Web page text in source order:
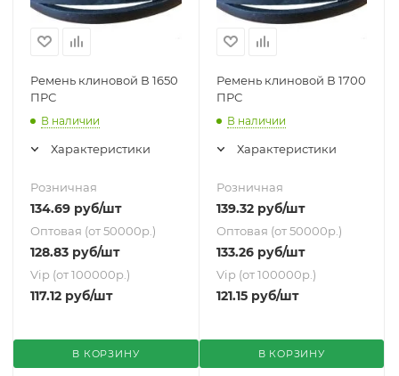
Ремень клиновой В 1650
ПРС
В наличии
Характеристики
Розничная
134.69 руб/шт
Оптовая (от 50000р.)
128.83 руб/шт
Vip (от 100000р.)
117.12 руб/шт
В КОРЗИНУ
Ремень клиновой В 1700
ПРС
В наличии
Характеристики
Розничная
139.32руб/шт
Оптовая (от 50000р.)
133.26руб/шт
Vip (от 100000р.)
121.15руб/шт
В КОРЗИНУ